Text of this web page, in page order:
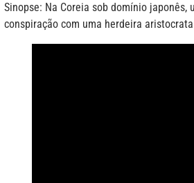
Sinopse: Na Coreia sob domínio
conspiração com uma herdeira